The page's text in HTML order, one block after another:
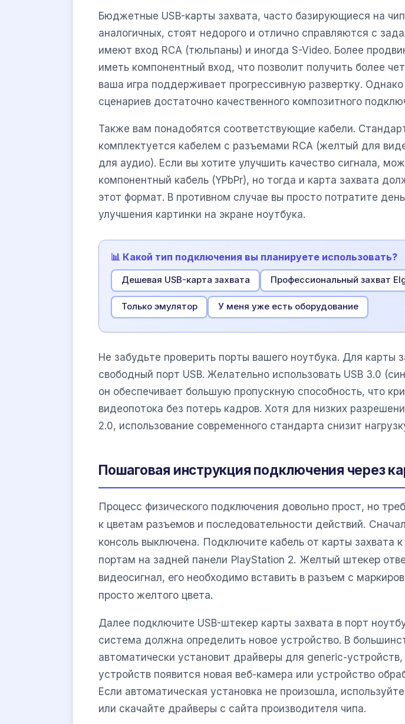
Бюджетные USB-карты захвата, часто базирующиеся на
аналогичных, стоят недорого и отлично справляются с
имеют вход RCA (тюльпаны) и иногда S-Video. Более
иметь компонентный вход, что позволит получить более
ваша игра поддерживает прогрессивную развертку.
сценариев достаточно качественного композитного
Также вам понадобятся соответствующие кабели.
комплектуется кабелем с разъемами RCA (желтый для
для аудио). Если вы хотите улучшить качество сигнала,
компонентный кабель (YPbPr), но тогда и карта захвата
этот формат. В противном случае вы просто потратите
улучшения картинки на экране ноутбука.
📊 Какой тип подключения вы планируете использовать?
Дешевая USB-карта захвата Профессиональный захват
Только эмулятор У меня уже есть оборудование
Не забудьте проверить порты вашего ноутбука. Для карты
свободный порт USB. Желательно использовать USB 3.0
он обеспечивает большую пропускную способность, что
видеопотока без потерь кадров. Хотя для низких
2.0, использование современного стандарта снизит
Пошаговая инструкция подключения через
Процесс физического подключения довольно прост, но
к цветам разъемов и последовательности действий.
консоль выключена. Подключите кабель от карты захвата
портам на задней панели PlayStation 2. Желтый штекер
видеосигнал, его необходимо вставить в разъем с
просто желтого цвета.
Далее подключите USB-штекер карты захвата в порт
система должна определить новое устройство. В
автоматически установит драйверы для generic-
устройств появится новая веб-камера или устройство
Если автоматическая установка не произошла,
или скачайте драйверы с сайта производителя чипа.